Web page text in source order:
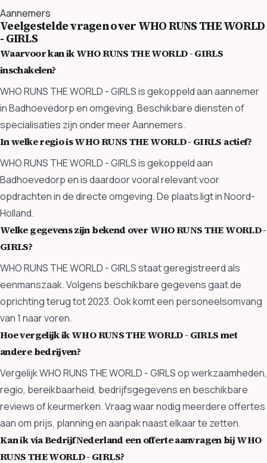
Aannemers
Veelgestelde vragen over WHO RUNS THE WORLD
- GIRLS
Waarvoor kan ik WHO RUNS THE WORLD - GIRLS
inschakelen?
WHO RUNS THE WORLD - GIRLS is gekoppeld aan aannemer
in Badhoevedorp en omgeving. Beschikbare diensten of
specialisaties zijn onder meer Aannemers.
In welke regio is WHO RUNS THE WORLD - GIRLS actief?
WHO RUNS THE WORLD - GIRLS is gekoppeld aan
Badhoevedorp en is daardoor vooral relevant voor
opdrachten in de directe omgeving. De plaats ligt in Noord-
Holland.
Welke gegevens zijn bekend over WHO RUNS THE WORLD -
GIRLS?
WHO RUNS THE WORLD - GIRLS staat geregistreerd als
eenmanszaak. Volgens beschikbare gegevens gaat de
oprichting terug tot 2023. Ook komt een personeelsomvang
van 1 naar voren.
Hoe vergelijk ik WHO RUNS THE WORLD - GIRLS met
andere bedrijven?
Vergelijk WHO RUNS THE WORLD - GIRLS op werkzaamheden,
regio, bereikbaarheid, bedrijfsgegevens en beschikbare
reviews of keurmerken. Vraag waar nodig meerdere offertes
aan om prijs, planning en aanpak naast elkaar te zetten.
Kan ik via BedrijfNederland een offerte aanvragen bij WHO
RUNS THE WORLD - GIRLS?